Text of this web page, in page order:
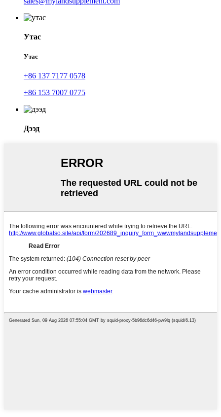
Утас
Утас
+86 137 7177 0578
+86 153 7007 0775
Дээд